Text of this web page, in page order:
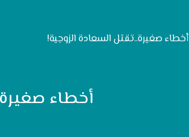
أخطاء صغيرة..تقتل السعادة الزوجية!
أخطاء